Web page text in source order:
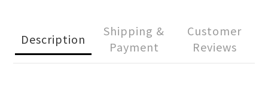
Description
Shipping &
Payment
Customer
Reviews